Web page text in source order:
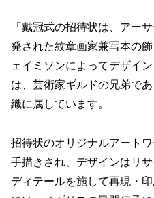
「戴冠式の招待状は、アー
発された紋章画家兼写本の
ェイミソンによってデザイ
は、芸術家ギルドの兄弟で
織に属しています。
招待状のオリジナルアート
手描きされ、デザインはリ
ディテールを施して再現・